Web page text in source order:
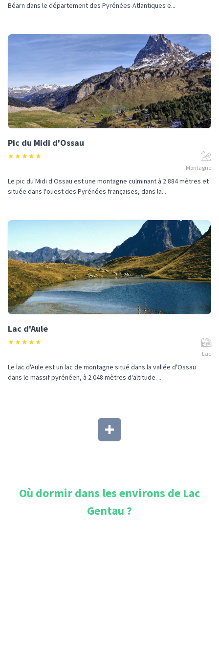
Béarn dans le département des Pyrénées-Atlantiques e...
Pic du Midi d'Ossau
★★★★★
Montagne
Le pic du Midi d'Ossau est une montagne culminant à 2 884 mètres et
située dans l'ouest des Pyrénées françaises, dans la...
Lac d'Aule
★★★★★
Lac
Le lac d'Aule est un lac de montagne situé dans la vallée d'Ossau
dans le massif pyrénéen, à 2 048 mètres d'altitude. ...
Où dormir dans les environs de Lac
Gentau ?